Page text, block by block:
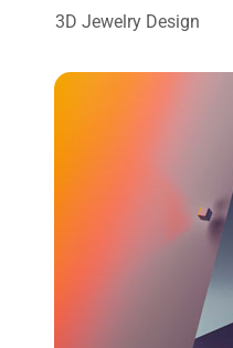
3D Jewelry Design